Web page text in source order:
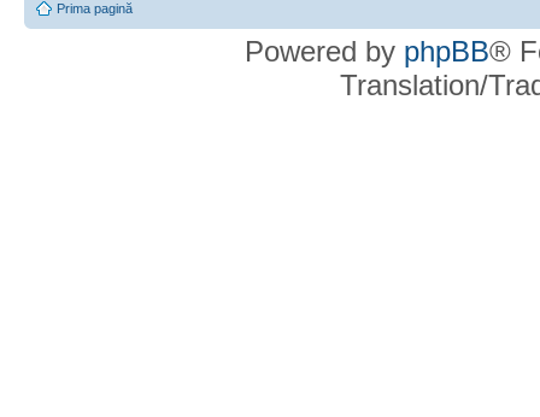
Prima pagină
Powered by phpBB®
Translation/